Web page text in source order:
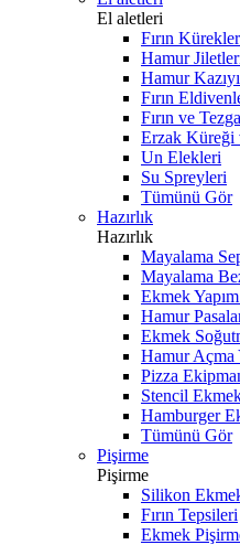
El aletleri
Fırın
Hamur
Hamur
Fırın
Fırın ve
Erzak Küreği
Un Elekleri
Su Spreyleri
Tümünü Gör
Hazırlık
Hazırlık
Mayalama
Mayalama
Ekmek
Hamur
Ekmek
Hamur Açma
Pizza
Stencil
Hamburger
Tümünü Gör
Pişirme
Pişirme
Silikon
Fırın Tepsileri
Ekmek